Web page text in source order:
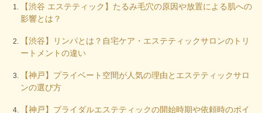
【渋谷 エステティック】たるみ毛穴の原因や放置による肌への
影響とは？
【渋谷】リンパとは？自宅ケア・エステティックサロンのトリ
ートメントの違い
【神戸】プライベート空間が人気の理由とエステティックサロ
ンの選び方
【神戸】ブライダルエステティックの開始時期や依頼時のポイ